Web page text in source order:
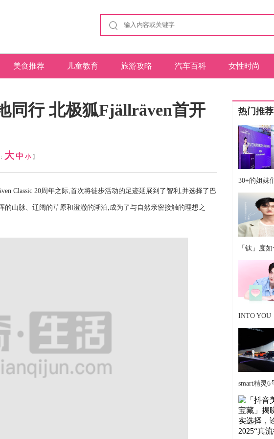
美食推荐 儿童教育 旅游攻略 汽车百科 女性时尚
同行 北极狐Fjällräven首开
大 中 小】
Classic 20周年之际,首次将徒步活动的足迹延展到了智利,并选择了巴
山脉、辽阔的草原和澄澈的湖泊,成为了与自然亲密接触的理想之
热门推荐